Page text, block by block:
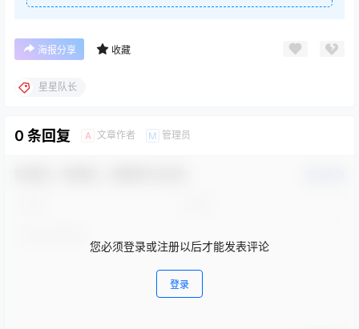
海报分享 收藏
星星队长
0 条回复 A 文章作者 M 管理员
您必须登录或注册以后才能发表评论
登录